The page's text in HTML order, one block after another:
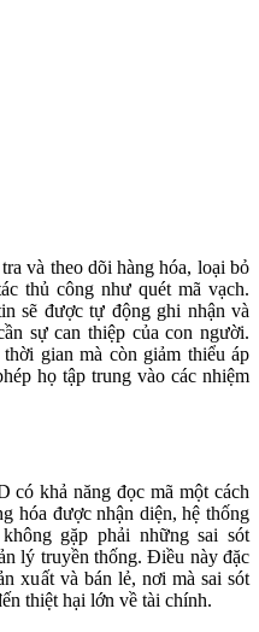
và theo dõi hàng hóa, loại bỏ
thủ công như quét mã vạch.
sẽ được tự động ghi nhận và
sự can thiệp của con người.
gian mà còn giảm thiểu áp
họ tập trung vào các nhiệm
có khả năng đọc mã một cách
hóa được nhận diện, hệ thống
gặp phải những sai sót
lý truyền thống. Điều này đặc
xuất và bán lẻ, nơi mà sai sót
thiệt hại lớn về tài chính.